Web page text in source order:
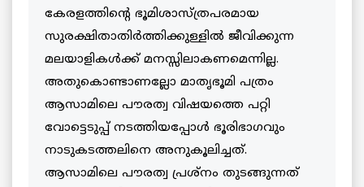
കേരളത്തിന്റെ ഭൂമിശാസ്ത്രപരമായ
സുരക്ഷിതാതിര്‍ത്തിക്കുള്ളില്‍ ജീവിക്കുന്ന
മലയാളികള്‍ക്ക് മനസ്സിലാകണമെന്നില്ല.
അതുകൊണ്ടാണല്ലോ മാതൃഭൂമി പത്രം
ആസാമിലെ പൗരത്വ വിഷയത്തെ പറ്റി
വോട്ടെടുപ്പ് നടത്തിയപ്പോള്‍ ഭൂരിഭാഗവും
നാടുകടത്തലിനെ അനുകൂലിച്ചത്.
ആസാമിലെ പൗരത്വ പ്രശ്‌നം തുടങ്ങുന്നത്